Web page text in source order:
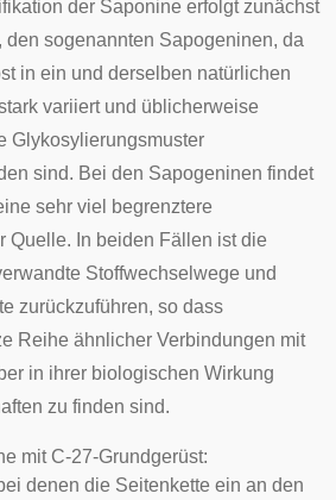
der Saponine erfolgt zunächst
den sogenannten Sapogeninen, da
in ein und derselben natürlichen
variiert und üblicherweise
Glykosylierungsmuster
sind. Bei den Sapogeninen findet
sehr viel begrenztere
Quelle. In beiden Fällen ist die
Stoffwechselwege und
zurückzuführen, so dass
Reihe ähnlicher Verbindungen mit
in ihrer biologischen Wirkung
zu finden sind.
mit C-27-Grundgerüst:
denen die Seitenkette ein an den